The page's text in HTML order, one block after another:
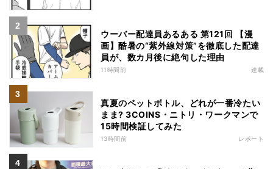
ウーバー配達員あるある 第121回 【漫
画】酷暑の“紫外線対策”を徹底した配達
員が、数カ月後に絶句した理由
11時間前 連載
真夏のペットボトル、どれが一番冷たい
まま? 3COINS・ニトリ・ワークマンで
15時間検証してみた
13時間前 レポート